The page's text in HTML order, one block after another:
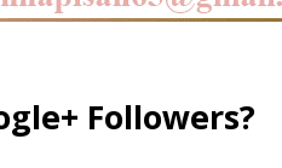
Followers?